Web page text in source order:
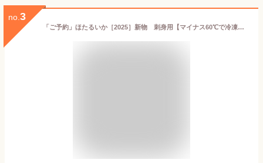
no. 3
「ご予約」ほたるいか［2025］新物 刺身用【マイナス60℃で冷凍】（最高級品) A級品 500g (250g×2パック) ホタルイカ